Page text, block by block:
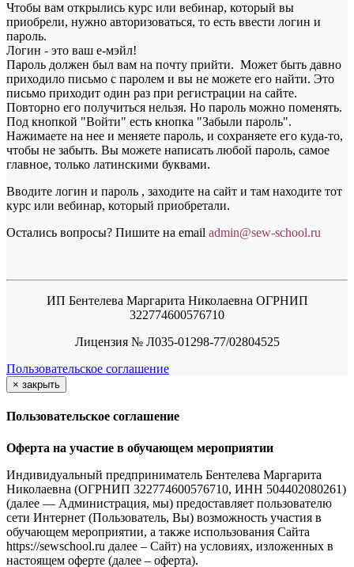
Чтобы вам открылись курс или вебинар, который вы
приобрели, нужно авторизоваться, то есть ввести логин и
пароль.
Логин - это ваш е-мэйл!
Пароль должен был вам на почту прийти. Может быть давно
приходило письмо с паролем и вы не можете его найти. Это
письмо приходит один раз при регистрации на сайте.
Повторно его получиться нельзя. Но пароль можно поменять.
Под кнопкой "Войти" есть кнопка "Забыли пароль".
Нажимаете на нее и меняете пароль, и сохраняете его куда-то,
чтобы не забыть. Вы можете написать любой пароль, самое
главное, только латинскими буквами.
Вводите логин и пароль , заходите на сайт и там находите тот
курс или вебинар, который приобретали.
Остались вопросы? Пишите на email admin@sew-school.ru
ИП Бентелева Маргарита Николаевна ОГРНИП
322774600576710
Лицензия № Л035-01298-77/02804525
Пользовательское соглашение
× закрыть
Пользовательское соглашение
Оферта на участие в обучающем мероприятии
Индивидуальный предприниматель Бентелева Маргарита
Николаевна (ОГРНИП 322774600576710, ИНН 504402080261)
(далее — Администрация, мы) предоставляет пользователю
сети Интернет (Пользователь, Вы) возможность участия в
обучающем мероприятии, а также использования Сайта
https://sewschool.ru далее – Сайт) на условиях, изложенных в
настоящем оферте (далее – оферта).